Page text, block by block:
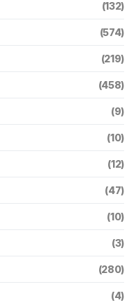
(132)
(574)
(219)
(458)
(9)
(10)
(12)
(47)
(10)
(3)
(280)
(4)